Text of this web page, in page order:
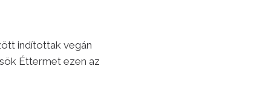
indítottak vegán
Éttermet ezen az